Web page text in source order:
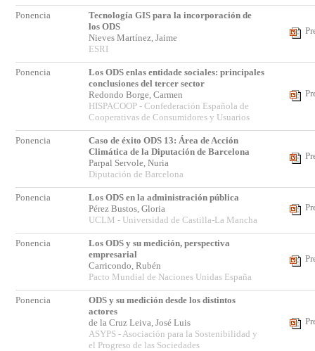
Ponencia
Tecnología GIS para la incorporación de
los ODS
Nieves Martínez, Jaime
ESRI
Ponencia
Los ODS enlas entidade sociales: principales
conclusiones del tercer sector
Redondo Borge, Carmen
HISPACOOP - Confederación Española de
Cooperativas de Consumidores y Usuarios
Ponencia
Caso de éxito ODS 13: Área de Acción
Climática de la Diputación de Barcelona
Parpal Servole, Nuria
Diputación de Barcelona
Ponencia
Los ODS en la administración pública
Pérez Bustos, Gloria
UCLM - Universidad de Castilla-La Mancha
Ponencia
Los ODS y su medición, perspectiva
empresarial
Carricondo, Rubén
Pacto Mundial de Naciones Unidas España
Ponencia
ODS y su medición desde los distintos
actores
de la Cruz Leiva, José Luis
ASYPS - Asociación para la Sostenibilidad y
el Progreso de las Sociedades